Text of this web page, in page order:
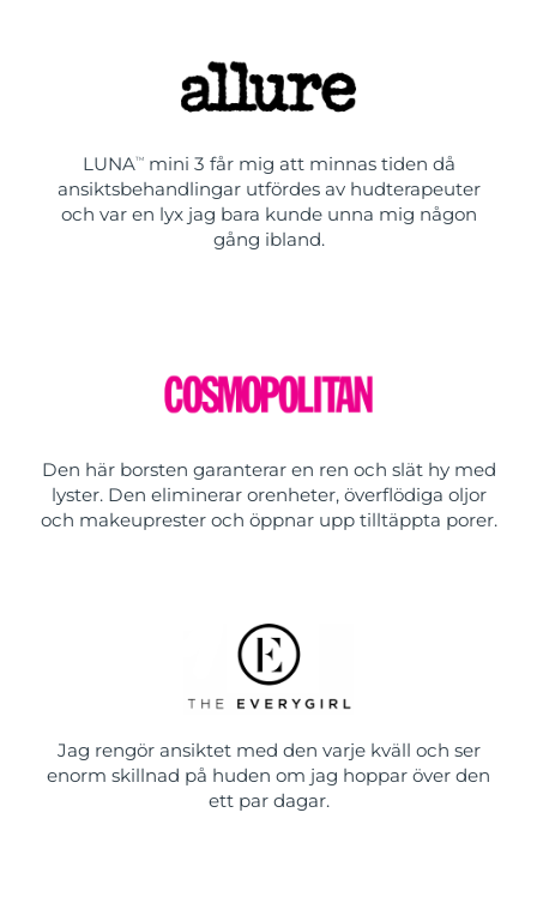
LUNATMmini 3 får mig att minnas tiden då
ansiktsbehandlingar utfördes av hudterapeuter
och var en lyx jag bara kunde unna mig någon
gång ibland.
Den här borsten garanterar en ren och slät hy med
lyster. Den eliminerar orenheter, överflödiga oljor
och makeuprester och öppnar upp tilltäppta porer.
Jag rengör ansiktet med den varje kväll och ser
enorm skillnad på huden om jag hoppar över den
ett par dagar.